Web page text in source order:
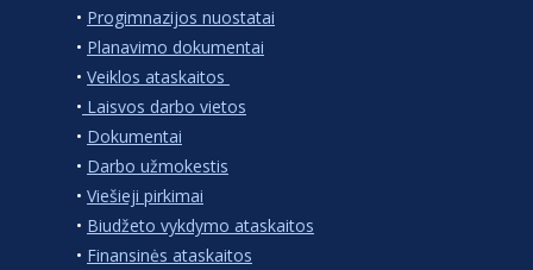
• Progimnazijos nuostatai
• Planavimo dokumentai
• Veiklos ataskaitos
• Laisvos darbo vietos
• Dokumentai
• Darbo užmokestis
• Viešieji pirkimai
• Biudžeto vykdymo ataskaitos
• Finansinės ataskaitos